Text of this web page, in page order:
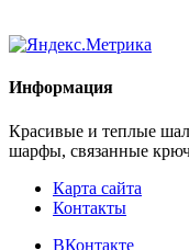
Информация
Красивые и теплые
шарфы, связанные
Карта сайта
Контакты
ВКонтакте